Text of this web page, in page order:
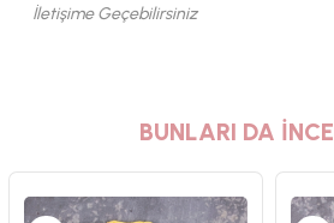
İletişime Geçebilirsiniz
BUNLARI DA